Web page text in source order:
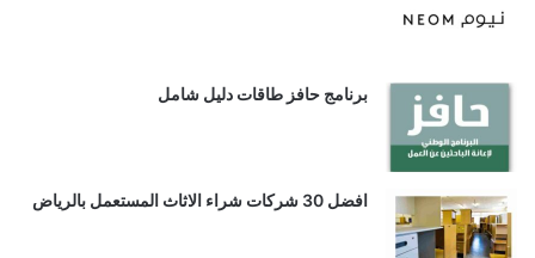
برنامج حافز طاقات دليل شامل
افضل 30 شركات شراء الاثاث المستعمل بالرياض